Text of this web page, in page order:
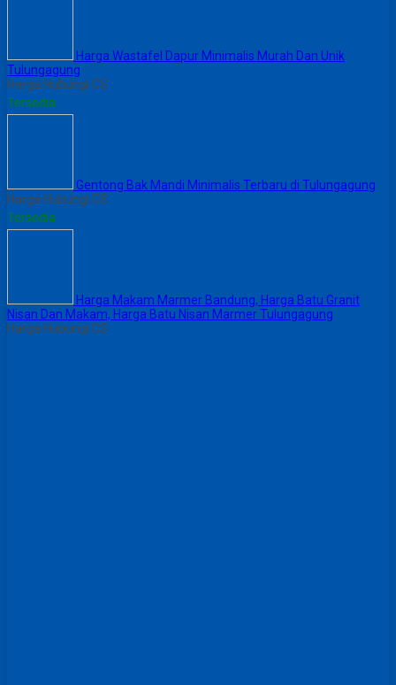
Harga Wastafel Dapur Minimalis Murah Dan Unik
Tulungagung
Harga Hubungi CS
Tersedia
Gentong Bak Mandi Minimalis Terbaru di Tulungagung
Harga Hubungi CS
Tersedia
Harga Makam Marmer Bandung, Harga Batu Granit
Nisan Dan Makam, Harga Batu Nisan Marmer Tulungagung
Harga Hubungi CS